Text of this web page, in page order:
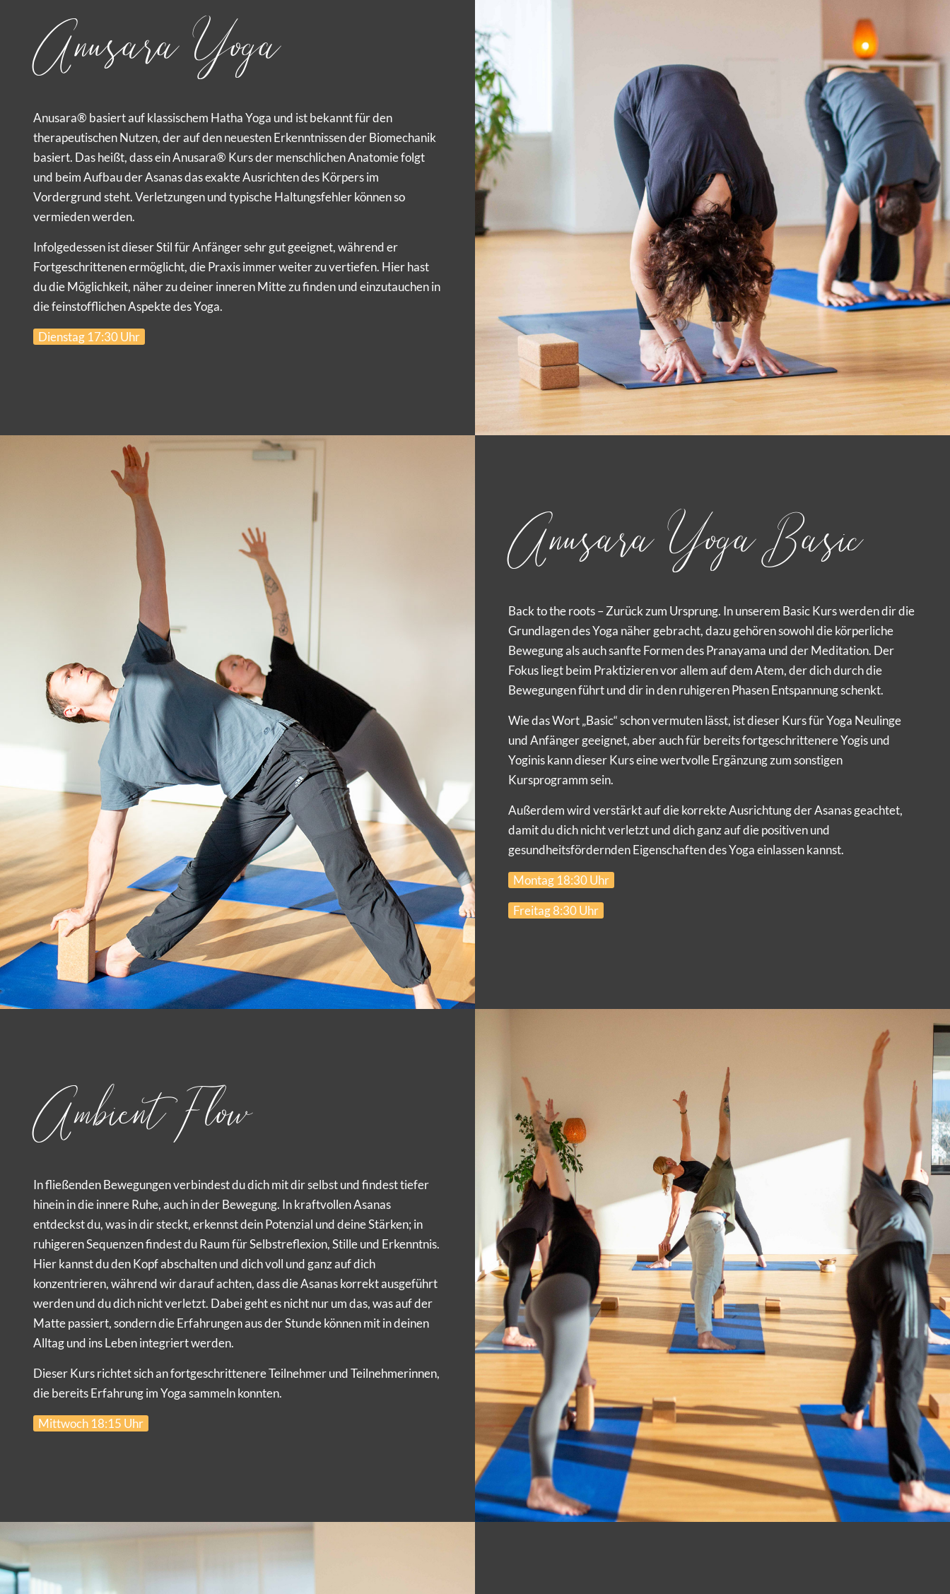
Anusara Yoga
Anusara® basiert auf klassischem Hatha Yoga und ist bekannt für den
therapeutischen Nutzen, der auf den neuesten Erkenntnissen der Biomechanik
basiert. Das heißt, dass ein Anusara® Kurs der menschlichen Anatomie folgt
und beim Aufbau der Asanas das exakte Ausrichten des Körpers im
Vordergrund steht. Verletzungen und typische Haltungsfehler können so
vermieden werden.
Infolgedessen ist dieser Stil für Anfänger sehr gut geeignet, während er
Fortgeschrittenen ermöglicht, die Praxis immer weiter zu vertiefen. Hier hast
du die Möglichkeit, näher zu deiner inneren Mitte zu finden und einzutauchen in
die feinstofflichen Aspekte des Yoga.
Dienstag 17:30 Uhr
Anusara Yoga Basic
Back to the roots – Zurück zum Ursprung. In unserem Basic Kurs werden dir die
Grundlagen des Yoga näher gebracht, dazu gehören sowohl die körperliche
Bewegung als auch sanfte Formen des Pranayama und der Meditation. Der
Fokus liegt beim Praktizieren vor allem auf dem Atem, der dich durch die
Bewegungen führt und dir in den ruhigeren Phasen Entspannung schenkt.
Wie das Wort „Basic“ schon vermuten lässt, ist dieser Kurs für Yoga Neulinge
und Anfänger geeignet, aber auch für bereits fortgeschrittenere Yogis und
Yoginis kann dieser Kurs eine wertvolle Ergänzung zum sonstigen
Kursprogramm sein.
Außerdem wird verstärkt auf die korrekte Ausrichtung der Asanas geachtet,
damit du dich nicht verletzt und dich ganz auf die positiven und
gesundheitsfördernden Eigenschaften des Yoga einlassen kannst.
Montag 18:30 Uhr
Freitag 8:30 Uhr
Ambient Flow
In fließenden Bewegungen verbindest du dich mit dir selbst und findest tiefer
hinein in die innere Ruhe, auch in der Bewegung. In kraftvollen Asanas
entdeckst du, was in dir steckt, erkennst dein Potenzial und deine Stärken; in
ruhigeren Sequenzen findest du Raum für Selbstreflexion, Stille und Erkenntnis.
Hier kannst du den Kopf abschalten und dich voll und ganz auf dich
konzentrieren, während wir darauf achten, dass die Asanas korrekt ausgeführt
werden und du dich nicht verletzt. Dabei geht es nicht nur um das, was auf der
Matte passiert, sondern die Erfahrungen aus der Stunde können mit in deinen
Alltag und ins Leben integriert werden.
Dieser Kurs richtet sich an fortgeschrittenere Teilnehmer und Teilnehmerinnen,
die bereits Erfahrung im Yoga sammeln konnten.
Mittwoch 18:15 Uhr